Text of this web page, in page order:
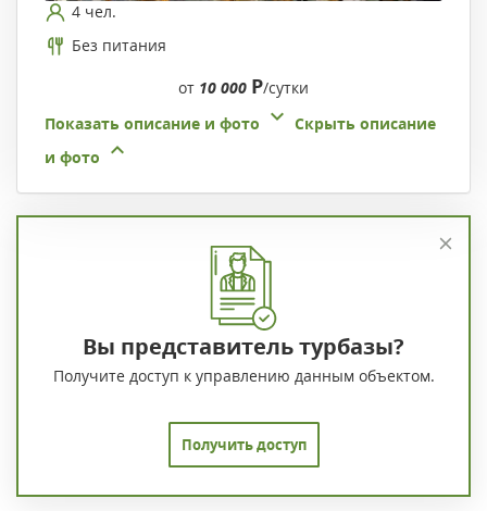
4 чел.
Без питания
от 10 000 Р/сутки
Показать описание и фото
Скрыть описание
и фото
Вы представитель турбазы?
Получите доступ к управлению данным объектом.
Получить доступ